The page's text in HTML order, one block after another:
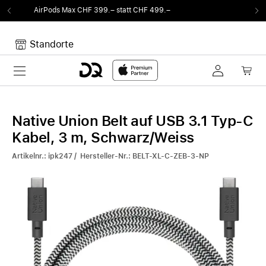
399.– statt CHF 499.– Von Sound auf Fun.
Standorte
Toggle navigation
Native Union Belt auf USB 3.1 Typ-C
Kabel, 3 m, Schwarz/Weiss
Artikelnr.: ipk247 / Hersteller-Nr.: BELT-XL-C-ZEB-3-NP